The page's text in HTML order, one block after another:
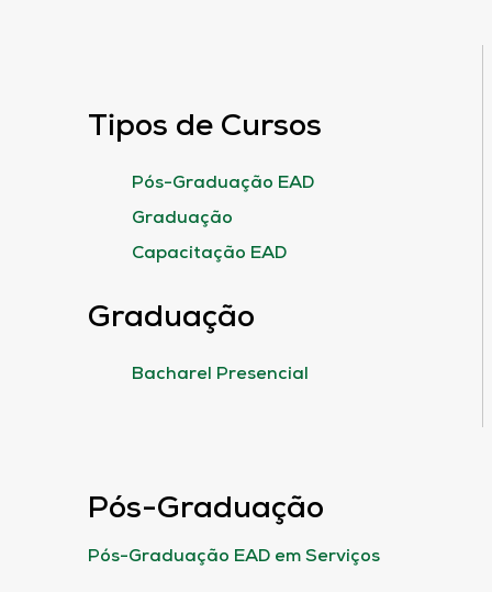
Tipos de Cursos
Pós-Graduação EAD
Graduação
Capacitação EAD
Graduação
Bacharel Presencial
Pós-Graduação
Pós-Graduação EAD em Serviços